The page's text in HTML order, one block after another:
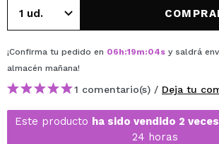
¡Confirma tu pedido en 06h:19m:03sy saldrá
almacén mañana!
1 comentario(s) / Deja tu
Este producto ha sido vendido 2 veces
24 horas